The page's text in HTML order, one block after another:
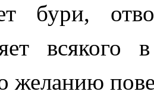
бури,
всякого
желанию